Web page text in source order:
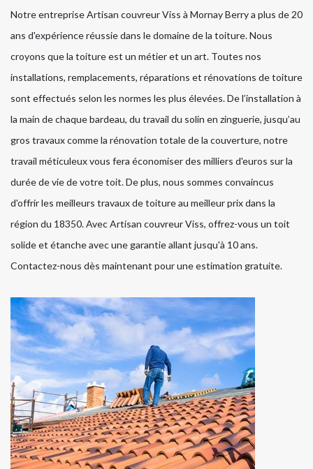
Notre entreprise Artisan couvreur Viss à Mornay Berry a plus de 20
ans d'expérience réussie dans le domaine de la toiture. Nous
croyons que la toiture est un métier et un art. Toutes nos
installations, remplacements, réparations et rénovations de toiture
sont effectués selon les normes les plus élevées. De l’installation à
la main de chaque bardeau, du travail du solin en zinguerie, jusqu’au
gros travaux comme la rénovation totale de la couverture, notre
travail méticuleux vous fera économiser des milliers d'euros sur la
durée de vie de votre toit. De plus, nous sommes convaincus
d'offrir les meilleurs travaux de toiture au meilleur prix dans la
région du 18350. Avec Artisan couvreur Viss, offrez-vous un toit
solide et étanche avec une garantie allant jusqu'à 10 ans.
Contactez-nous dès maintenant pour une estimation gratuite.